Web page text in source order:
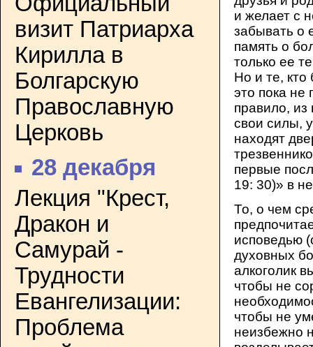
визит Патриарха
Кирилла в
Болгарскую
Православную
Церковь
28 декабря
Лекция "Крест,
Дракон и
Самурай -
Трудности
Евангелизации:
Проблема
и желает с
забывать о
память о
только ее
Но и те, кто
это пока не
правило, из
свои силы,
находят
первые
19: 30)» в
То, о чем
исповедью
духовных
алкоголик
чтобы не
чтобы не
неизбежно